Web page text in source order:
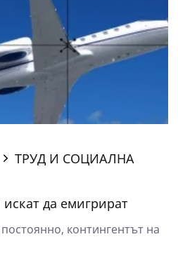
ТРУД И СОЦИАЛНА
да емигрират
контингентът на